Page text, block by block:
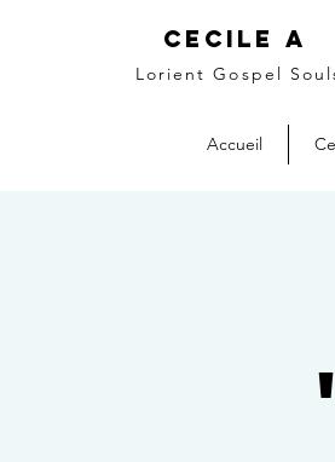
Cecile A
Lorient Gospel
Accueil